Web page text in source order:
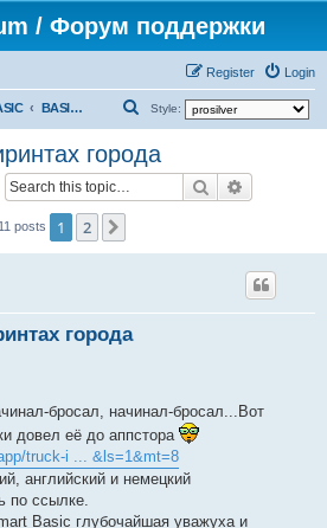
/ Форум поддержки
Login
Register
BASIC SDK for Xcode Style:
a
города
Search
11 posts 1 2
города
бросал, начинал-бросал...Вот
довел её до аппстора
truck-i ... &ls=1&mt=8
английский и немецкий
по ссылке.
Basic глубочайшая уважуха и